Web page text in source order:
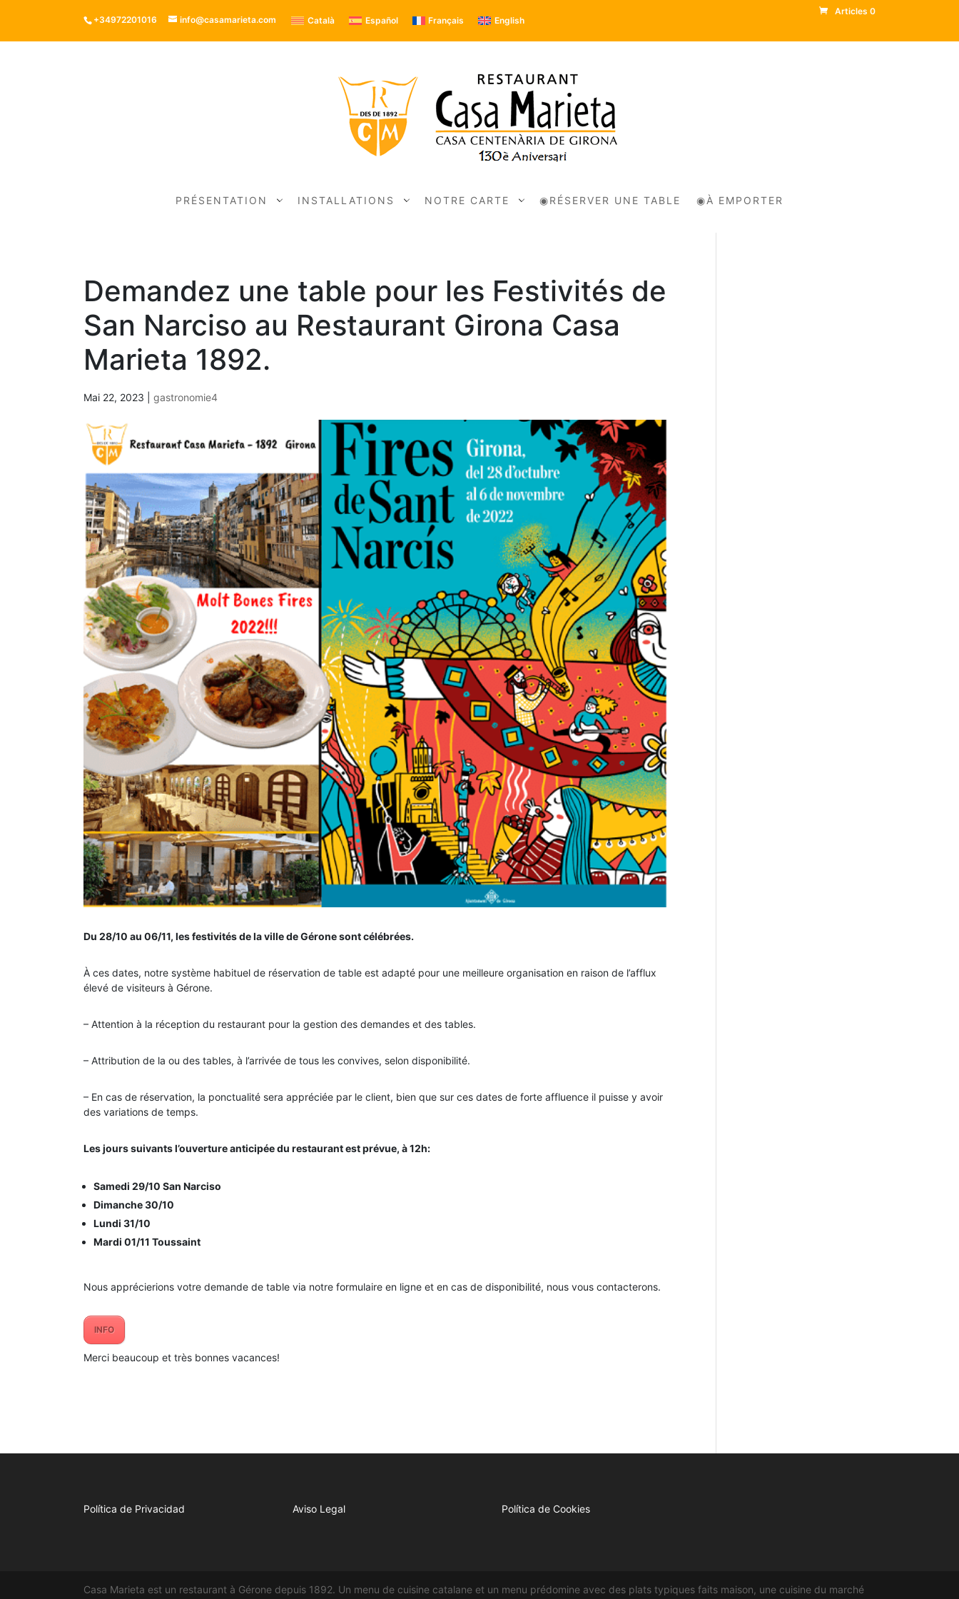
+34972201016 info@casamarieta.com Català Español Français English
Articles 0
PRÉSENTATION INSTALLATIONS NOTRE CARTE ◉RÉSERVER UNE TABLE ◉À EMPORTER
Demandez une table pour les Festivités de
San Narciso au Restaurant Girona Casa
Marieta 1892.
Mai 22, 2023 gastronomie4
Du 28/10 au 06/11, les festivités de la ville de Gérone sont célébrées.
À ces dates, notre système habituel de réservation de table est adapté pour une meilleure organisation en raison de l’afflux
élevé de visiteurs à Gérone.
– Attention à la réception du restaurant pour la gestion des demandes et des tables.
– Attribution de la ou des tables, à l’arrivée de tous les convives, selon disponibilité.
– En cas de réservation, la ponctualité sera appréciée par le client, bien que sur ces dates de forte affluence il puisse y avoir
des variations de temps.
Les jours suivants l’ouverture anticipée du restaurant est prévue, à 12h:
Samedi 29/10 San Narciso
Dimanche 30/10
Lundi 31/10
Mardi 01/11 Toussaint
Nous apprécierions votre demande de table via notre formulaire en ligne et en cas de disponibilité, nous vous contacterons.
INFO
Merci beaucoup et très bonnes vacances!
Política de Privacidad Aviso Legal Política de Cookies
Casa Marieta est un restaurant à Gérone depuis 1892. Un menu de cuisine catalane et un menu prédomine avec des plats typiques faits maison, une cuisine du marché